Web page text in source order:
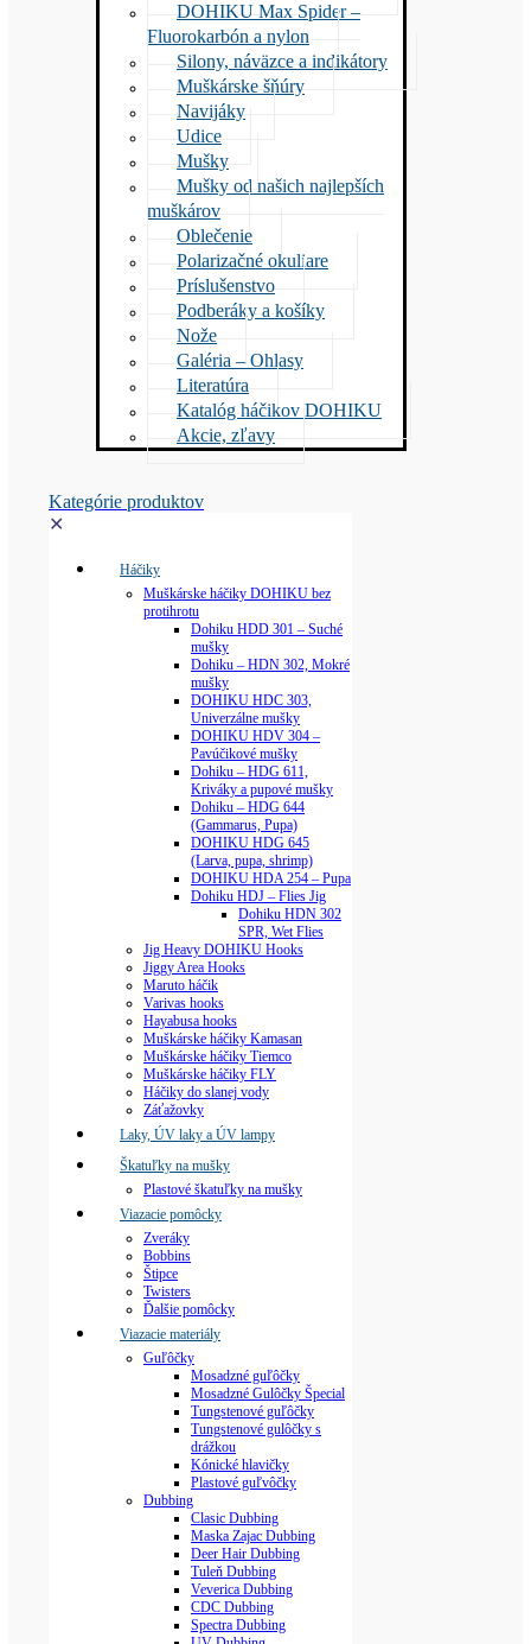
DOHIKU Max Spider –
Fluorokarbón a nylon
Silony, náväzce a indikátory
Muškárske šňúry
Navijáky
Udice
Mušky
Mušky od našich najlepších
muškárov
Oblečenie
Polarizačné okuliare
Príslušenstvo
Podberáky a košíky
Nože
Galéria – Ohlasy
Literatúra
Katalóg háčikov DOHIKU
Akcie, zľavy
Kategórie produktov
✕
Háčiky
Muškárske háčiky DOHIKU bez
protihrotu
Dohiku HDD 301 – Suché
mušky
Dohiku – HDN 302, Mokré
mušky
DOHIKU HDC 303,
Univerzálne mušky
DOHIKU HDV 304 –
Pavúčikové mušky
Dohiku – HDG 611,
Kriváky a pupové mušky
Dohiku – HDG 644
(Gammarus, Pupa)
DOHIKU HDG 645
(Larva, pupa, shrimp)
DOHIKU HDA 254 – Pupa
Dohiku HDJ – Flies Jig
Dohiku HDN 302
SPR, Wet Flies
Jig Heavy DOHIKU Hooks
Jiggy Area Hooks
Maruto háčik
Varivas hooks
Hayabusa hooks
Muškárske háčiky Kamasan
Muškárske háčiky Tiemco
Muškárske háčiky FLY
Háčiky do slanej vody
Záťažovky
Laky, ÚV laky a ÚV lampy
Škatuľky na mušky
Plastové škatuľky na mušky
Viazacie pomôcky
Zveráky
Bobbins
Štipce
Twisters
Ďalšie pomôcky
Viazacie materiály
Guľôčky
Mosadzné guľôčky
Mosadzné Gulôčky Špecial
Tungstenové guľôčky
Tungstenové gulôčky s
drážkou
Kónické hlavičky
Plastové guľvôčky
Dubbing
Clasic Dubbing
Maska Zajac Dubbing
Deer Hair Dubbing
Tuleň Dubbing
Veverica Dubbing
CDC Dubbing
Spectra Dubbing